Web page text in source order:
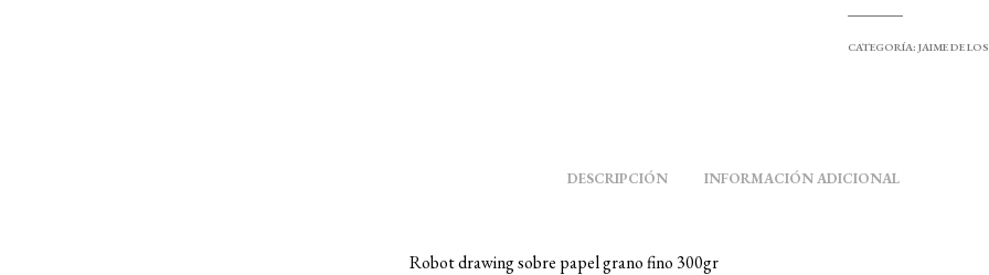
CATEGORÍA:JAIME DE
DESCRIPCIÓN INFORMACIÓN ADICIONAL
Robot drawing sobre papel grano fino 300gr